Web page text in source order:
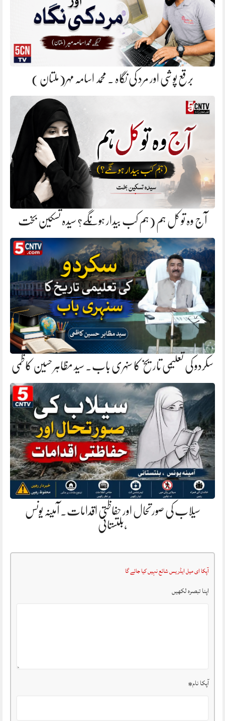
برقع پوشی اور مرد کی نگاہ . محمد اسامہ مہر(ملتان )
آج وہ تو کل ہم (ہم کب بیدار ہونگے؟ سیدہ تسکین بخت
سکردو کی تعلیمی تاریخ کا سنہری باب. سید مظاہر حسین کاظمی
سیلاب کی صورتحال اور حفاظتی اقدامات. آمینہ یونس
،بلتستانی
آپکا ای میل ایڈریس شائع نہیں کیا جائے گا
اپنا تبصرہ لکھیں
آپکا نام*